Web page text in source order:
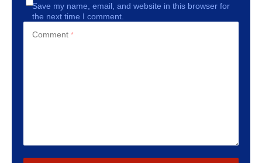
Save my name, email, and website in this browser for
the next time I comment.
Comment *